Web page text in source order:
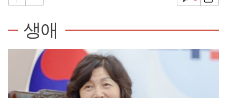
생애